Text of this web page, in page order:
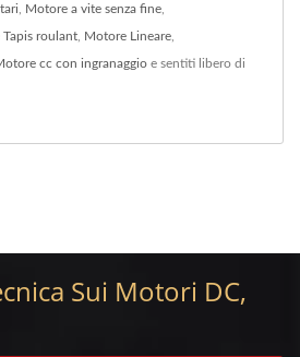
Motore a vite senza fine
roulant Motore Lineare
cc con ingranaggio e sentiti libero di
Sui Motori DC,